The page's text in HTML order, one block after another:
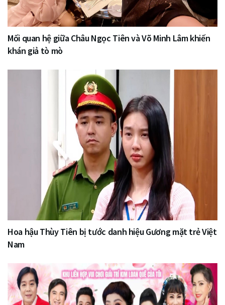
Mối quan hệ giữa Châu Ngọc Tiên và Võ Minh Lâm khiến
khán giả tò mò
Hoa hậu Thùy Tiên bị tước danh hiệu Gương mặt trẻ Việt
Nam